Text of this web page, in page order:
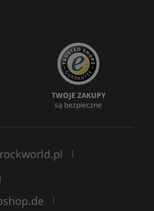
TWOJE ZAKUPY
są bezpieczne
rockworld.pl |
|
|